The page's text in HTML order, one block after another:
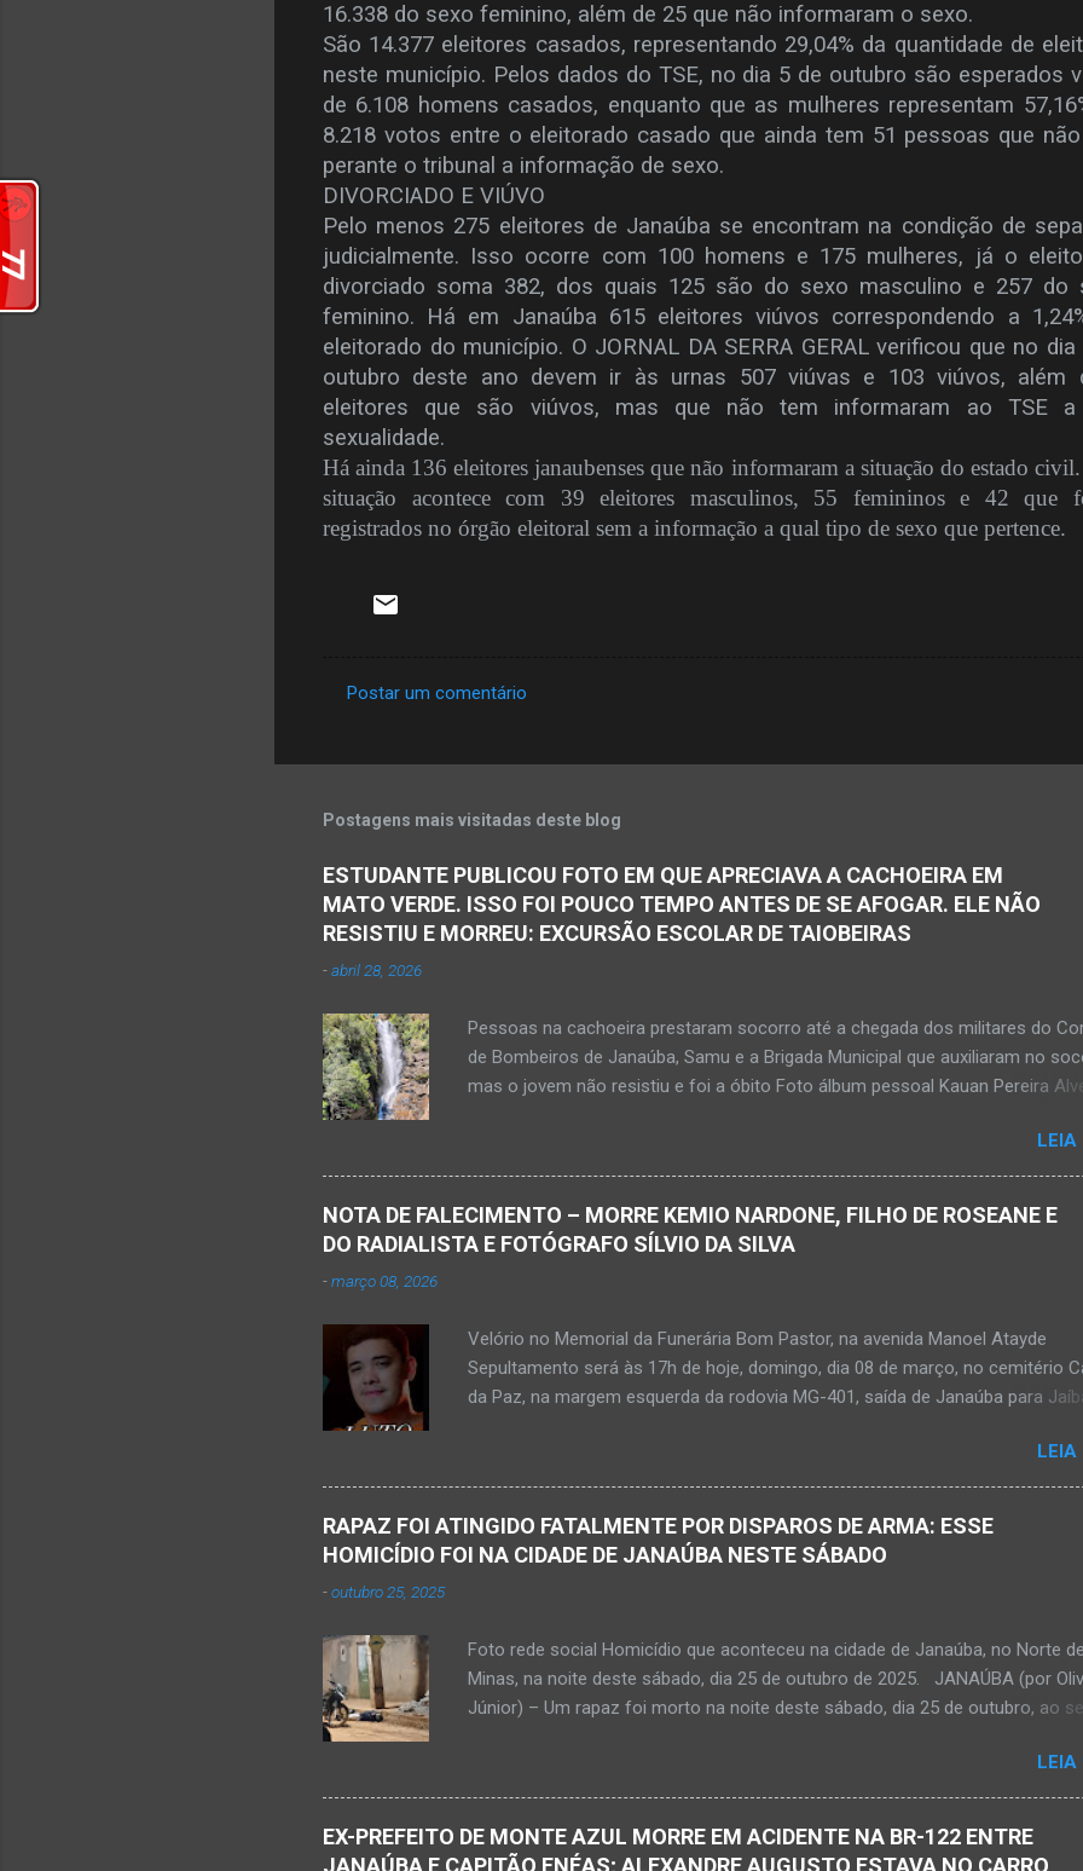
16.338 do sexo feminino, além de 25 que não informaram o sexo.
São 14.377 eleitores casados, representando 29,04% da quantidade de
neste município. Pelos dados do TSE, no dia 5 de outubro são esperados
de 6.108 homens casados, enquanto que as mulheres representam
8.218 votos entre o eleitorado casado que ainda tem 51 pessoas que
perante o tribunal a informação de sexo.
DIVORCIADO E VIÚVO
Pelo menos 275 eleitores de Janaúba se encontram na condição de
judicialmente. Isso ocorre com 100 homens e 175 mulheres, já o
divorciado soma 382, dos quais 125 são do sexo masculino e 257 do
feminino. Há em Janaúba 615 eleitores viúvos correspondendo a
eleitorado do município. O JORNAL DA SERRA GERAL verificou que no dia
outubro deste ano devem ir às urnas 507 viúvas e 103 viúvos, além
eleitores que são viúvos, mas que não tem informaram ao TSE a
sexualidade.
Há ainda 136 eleitores janaubenses que não informaram a situação do estado civil.
situação acontece com 39 eleitores masculinos, 55 femininos e 42 que
registrados no órgão eleitoral sem a informação a qual tipo de sexo que pertence.
e
t
á
o
s
Postar um comentário
Postagens mais visitadas deste blog
ESTUDANTE PUBLICOU FOTO EM QUE APRECIAVA A CACHOEIRA EM
MATO VERDE. ISSO FOI POUCO TEMPO ANTES DE SE AFOGAR. ELE NÃO
RESISTIU E MORREU: EXCURSÃO ESCOLAR DE TAIOBEIRAS
-abril 28, 2026
Pessoas na cachoeira prestaram socorro até a chegada dos militares do
de Bombeiros de Janaúba, Samu e a Brigada Municipal que auxiliaram no
mas o jovem não resistiu e foi a óbito Foto álbum pessoal Kauan Pereira
Mato Verde, pouco tempo antes de se afogar e depois vir a óbito nesta
feira, dia 28 de abril de 2026. Foto álbum pessoal Kauan Pereira Alves.
Populares, Corpo de Bombeiros Militar, Samu e Brigada Municipal socorrem
estudante que se afogou em cachoeira em Mato Verde nesta terça-feira, dia
Minas. Um adolescente de 16 anos morreu após se afogar na Cachoeira de
Rosa, localizada na zona rural de Ma...
LEIA
NOTA DE FALECIMENTO – MORRE KEMIO NARDONE, FILHO DE ROSEANE E
DO RADIALISTA E FOTÓGRAFO SÍLVIO DA SILVA
-março 08, 2026
Velório no Memorial da Funerária Bom Pastor, na avenida Manoel Atayde
Sepultamento será às 17h de hoje, domingo, dia 08 de março, no cemitério
da Paz, na margem esquerda da rodovia MG-401, saída de Janaúba para Jaíba
desse sábado, dia 7 de março, a informação da partida eterna do jovem
Nardone Souza Silva, filho do casal de amigos Roseane Soares Souza
Sílvio da Silva (colega de rádio e comunicação). Aos 30 anos de idade
completados em 10 de agosto de 2025, Kemio decidiu por finalizar a sua
desde quando nasceu. Que o Nosso Senhor acolhe o Kemio nessa partida
Que o Nosso Senhor dê forças ao colega Sílvio da Silva, à amiga Rose e a...
LEIA
RAPAZ FOI ATINGIDO FATALMENTE POR DISPAROS DE ARMA: ESSE
HOMICÍDIO FOI NA CIDADE DE JANAÚBA NESTE SÁBADO
-outubro 25, 2025
Foto rede social Homicídio que aconteceu na cidade de Janaúba, no Norte de
Minas, na noite deste sábado, dia 25 de outubro de 2025. JANAÚBA (por
Júnior) – Um rapaz foi morto na noite deste sábado, dia 25 de outubro, ao ser
Caldas, bairro Boa Vista, região Norte da cidade de Janaúba, situada na
Serra Geral, no Norte de Minas. O caso foi registrado tanto pelo 51º Batalhão
Polícia Militar de Janaúba quanto pela 3ª Delegacia Regional da Polícia Civil de
Janaúba. Henrique Pereira Gomes, de 27 anos de idade, foi encontrado
LEIA
EX-PREFEITO DE MONTE AZUL MORRE EM ACIDENTE NA BR-122 ENTRE
JANAÚBA E CAPITÃO ENÉAS; ALEXANDRE AUGUSTO ESTAVA NO CARRO